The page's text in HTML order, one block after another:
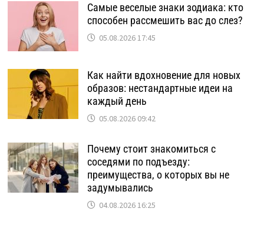
Самые веселые знаки зодиака: кто
способен рассмешить вас до слез?
05.08.2026 17:45
Как найти вдохновение для новых
образов: нестандартные идеи на
каждый день
05.08.2026 09:42
Почему стоит знакомиться с
соседями по подъезду:
преимущества, о которых вы не
задумывались
04.08.2026 16:25